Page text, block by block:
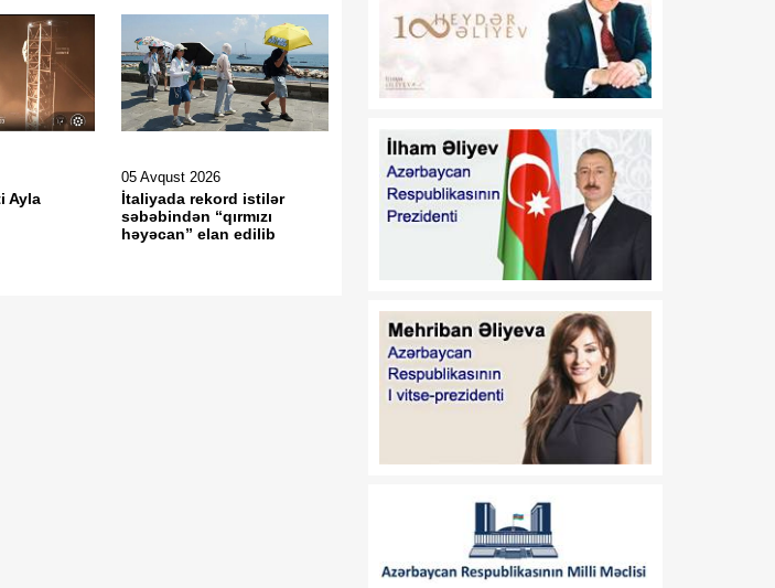
Ayla
05 Avqust 2026
İtaliyada rekord istilər
səbəbindən “qırmızı
həyəcan” elan edilib
Nazirliyinin fəaliyyətinin
təmin edilməsi və
"Azərbaycan Respublikası
İqtisadi İnkişaf Nazirliyinin
təkmilləşdirilməsi ilə bağlı
tədbirlər haqqında"
Azərbaycan Respublikası
Prezidentinin 2006-cı il 28
dekabr tarixli 504 nömrəli
Fərmanında dəyişikliklər
edilməsi barədə" 2014-cü
nömrəli Fərmanında
dəyişiklik edilməsi
haqqında" Azərbaycan
Respublikası Prezidentinin
2019-cu il 30 dekabr tarixli
911 nömrəli Fərmanında
dəyişiklik edilməsi barədə"
fərmanlarında dəyişiklik
edilməsi haqqında